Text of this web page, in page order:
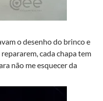
o desenho do brinco e
cada chapa tem
não me esquecer da